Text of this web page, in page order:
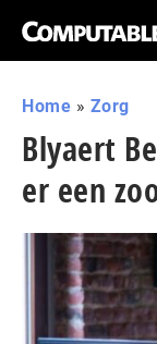
Home » Zorg
Blyaert
er een